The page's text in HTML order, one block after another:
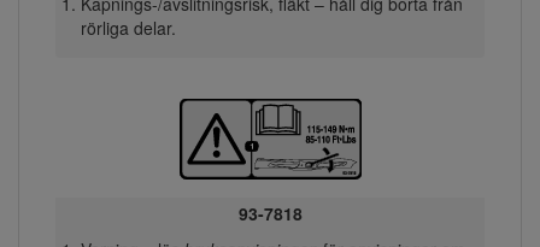
rörliga delar.
93-7818